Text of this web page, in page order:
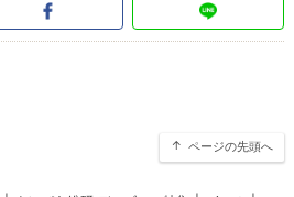
ページの先頭へ